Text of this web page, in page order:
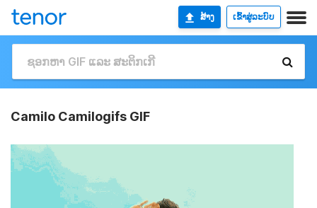
ສ້າງ ເຂົ້າສູ່ລະບົບ
Camilo Camilogifs GIF